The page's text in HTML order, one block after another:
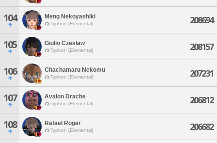
104 Meng Nekoyashiki
Typhon [Elemental] 208694
105 Giulio Czeslaw
Typhon [Elemental] 208157
106 Chachamaru Nekomu
Typhon [Elemental] 207231
107 Avalon Drache
Typhon [Elemental] 206812
108 Rafael Roger
Typhon [Elemental] 206682